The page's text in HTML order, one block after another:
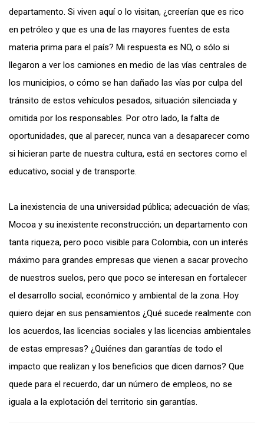
departamento. Si viven aquí o lo visitan, ¿creerían que es rico
en petróleo y que es una de las mayores fuentes de esta
materia prima para el país? Mi respuesta es NO, o sólo si
llegaron a ver los camiones en medio de las vías centrales de
los municipios, o cómo se han dañado las vías por culpa del
tránsito de estos vehículos pesados, situación silenciada y
omitida por los responsables. Por otro lado, la falta de
oportunidades, que al parecer, nunca van a desaparecer como
si hicieran parte de nuestra cultura, está en sectores como el
educativo, social y de transporte.
La inexistencia de una universidad pública; adecuación de vías;
Mocoa y su inexistente reconstrucción; un departamento con
tanta riqueza, pero poco visible para Colombia, con un interés
máximo para grandes empresas que vienen a sacar provecho
de nuestros suelos, pero que poco se interesan en fortalecer
el desarrollo social, económico y ambiental de la zona. Hoy
quiero dejar en sus pensamientos ¿Qué sucede realmente con
los acuerdos, las licencias sociales y las licencias ambientales
de estas empresas? ¿Quiénes dan garantías de todo el
impacto que realizan y los beneficios que dicen darnos? Que
quede para el recuerdo, dar un número de empleos, no se
iguala a la explotación del territorio sin garantías.